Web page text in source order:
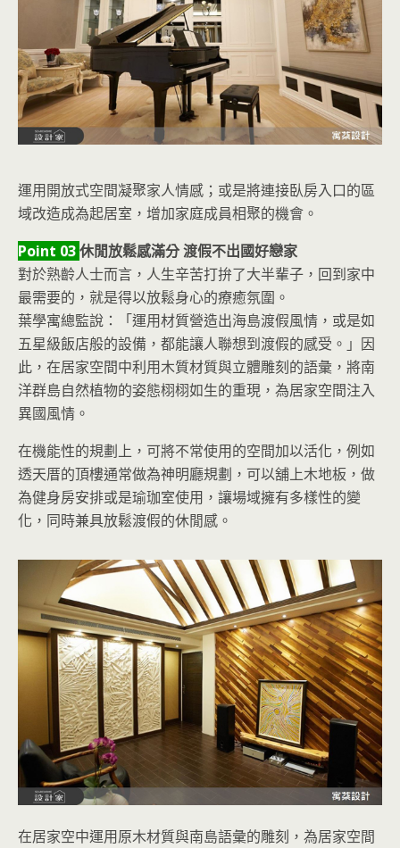
運用開放式空間凝聚家人情感；或是將連接臥房入口的區
域改造成為起居室，增加家庭成員相聚的機會。
Point 03休閒放鬆感滿分 渡假不出國好戀家
對於熟齡人士而言，人生辛苦打拚了大半輩子，回到家中
最需要的，就是得以放鬆身心的療癒氛圍。
葉學寓總監說：「運用材質營造出海島渡假風情，或是如
五星級飯店般的設備，都能讓人聯想到渡假的感受。」因
此，在居家空間中利用木質材質與立體雕刻的語彙，將南
洋群島自然植物的姿態栩栩如生的重現，為居家空間注入
異國風情。
在機能性的規劃上，可將不常使用的空間加以活化，例如
透天厝的頂樓通常做為神明廳規劃，可以舖上木地板，做
為健身房安排或是瑜珈室使用，讓場域擁有多樣性的變
化，同時兼具放鬆渡假的休閒感。
在居家空中運用原木材質與南島語彙的雕刻，為居家空間